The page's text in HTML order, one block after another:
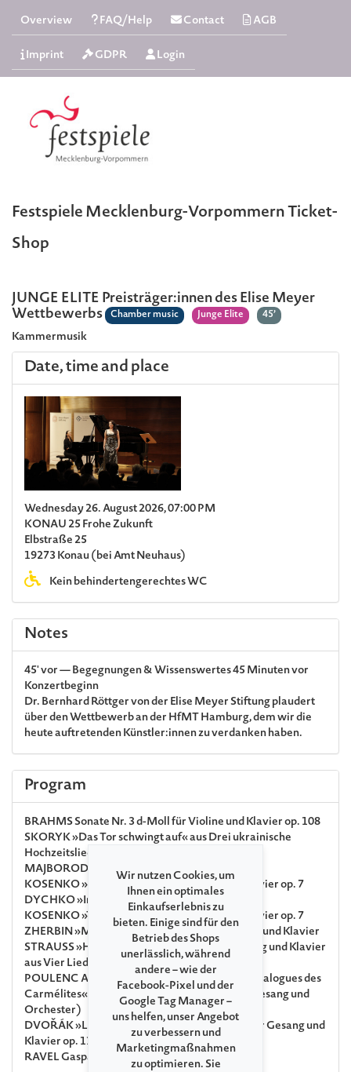
Overview FAQ/Help Contact AGB
Imprint GDPR Login
Festspiele Mecklenburg-Vorpommern Ticket-
Shop
JUNGE ELITE Preisträger:innen des Elise Meyer
Wettbewerbs
Chamber music Junge Elite 45’
Kammermusik
Date, time and place
Wednesday 26. August 2026, 07:00 PM
KONAU 25 Frohe Zukunft
Elbstraße 25
19273 Konau (bei Amt Neuhaus)
Kein behindertengerechtes WC
Notes
45' vor — Begegnungen & Wissenswertes 45 Minuten vor
Konzertbeginn
Dr. Bernhard Röttgervon der Elise Meyer Stiftung plaudert
über den Wettbewerb an der HfMT Hamburg, dem wir die
heute auftretenden Künstler:innen zu verdanken haben.
Program
BRAHMSSonate Nr. 3 d-Moll für Violine und Klavier op. 108
SKORYK»Das Tor schwingt auf« aus Drei ukrainische
Hochzeitslieder für Gesang und Klavier
MAJBORODA
»Brief« für Gesang und Klavier
KOSENKO»Sprich, sprich!« für Gesang und Klavier op. 7
DYCHKO»Im Boot« für Gesang und Klavier
KOSENKO»Traurig bin ich« für Gesang und Klavier op. 7
ZHERBIN»Meine Seele schwimmt« für Gesang und Klavier
STRAUSS»Heimliche Aufforderung« für Gesang und Klavier
aus Vier Lieder op. 27
POULENCArie »Oh! Ne me quittez pas« aus »Dialogues des
Carmélites« für Gesang und Klavier (orig. für Gesang und
Orchester)
DVOŘÁK»Lied an den Mond« aus »Rusalka« für Gesang und
Klavier op. 114 (orig. für Gesang und Orchester)
RAVELGaspard de la nuit für Klavier solo
Wir nutzen Cookies, um
Ihnen ein optimales
Einkaufserlebnis zu
bieten. Einige sind für den
Betrieb des Shops
unerlässlich, während
andere – wie der
Facebook-Pixel und der
Google Tag Manager –
uns helfen, unser Angebot
zu verbessern und
Marketingmaßnahmen
zu optimieren. Sie